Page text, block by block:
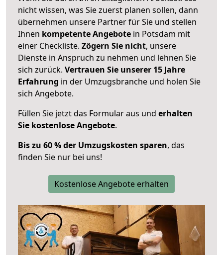
nicht wissen, was Sie zuerst planen sollen, dann
übernehmen unsere Partner für Sie und stellen
Ihnen kompetente Angebote in Potsdam mit
einer Checkliste. Zögern Sie nicht, unsere
Dienste in Anspruch zu nehmen und lehnen Sie
sich zurück. Vertrauen Sie unserer 15 Jahre
Erfahrung in der Umzugsbranche und holen Sie
sich Angebote.
Füllen Sie jetzt das Formular aus und erhalten
Sie kostenlose Angebote.
Bis zu 60 % der Umzugskosten sparen, das
finden Sie nur bei uns!
Kostenlose Angebote erhalten